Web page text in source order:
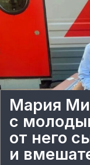
Мария
с
от него
и